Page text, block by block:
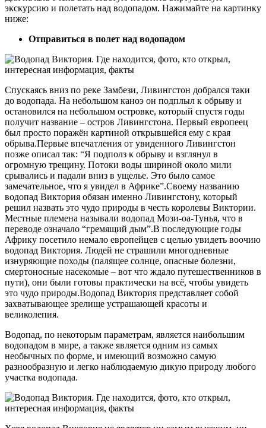
экскурсию и полетать над водопадом. Нажимайте на картинку
ниже:
Отправиться в полет над водопадом
Спускаясь вниз по реке Замбези, Ливингстон добрался таки
до водопада. На небольшом каноэ он подплыл к обрыву и
остановился на небольшом островке, который спустя годы
получит название – остров Ливингстона. Первый европеец
был просто поражён картиной открывшейся ему с края
обрыва.Первые впечатления от увиденного Ливингстон
позже описал так: “Я подполз к обрыву и взглянул в
огромную трещину. Потоки воды шириной около мили
срывались и падали вниз в ущелье. Это было самое
замечательное, что я увидел в Африке”.Своему названию
водопад Виктория обязан именно Ливингстону, который
решил назвать это чудо природы в честь королевы Виктории.
Местные племена называли водопад Мози-оа-Тунья, что в
переводе означало “гремящий дым”.В последующие годы
Африку посетило немало европейцев с целью увидеть воочию
водопад Виктория. Людей не страшили многодневные
изнуряющие походы (палящее солнце, опасные болезни,
смертоносные насекомые – вот что ждало путешественников в
пути), они были готовы практически на всё, чтобы увидеть
это чудо природы.Водопад Виктория представляет собой
захватывающее зрелище устрашающей красоты и
великолепия.
Водопад, по некоторым параметрам, является наибольшим
водопадом в мире, а также является одним из самых
необычных по форме, и имеющий возможно самую
разнообразную и легко наблюдаемую дикую природу любого
участка водопада.